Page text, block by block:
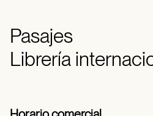
Pasajes
Librería